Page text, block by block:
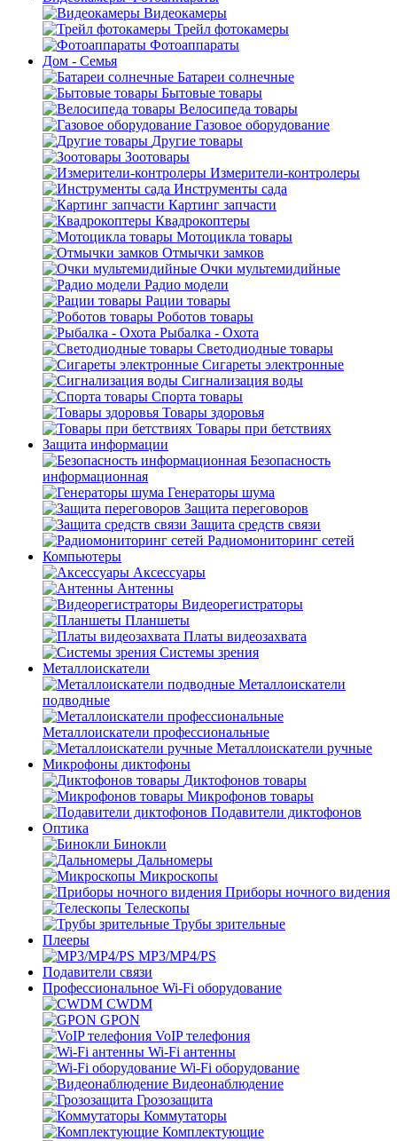
Видеокамеры
Трейл фотокамеры
Фотоаппараты
Дом - Семья
Батареи солнечные
Бытовые товары
Велосипеда товары
Газовое оборудование
Другие товары
Зоотовары
Измерители-контролеры
Инструменты сада
Картинг запчасти
Квадрокоптеры
Мотоцикла товары
Отмычки замков
Очки мультемидийные
Радио модели
Рации товары
Роботов товары
Рыбалка - Охота
Светодиодные товары
Сигареты электронные
Сигнализация воды
Спорта товары
Товары здоровья
Товары при бетствиях
Защита информации
Безопасность
информационная
Генераторы шума
Защита переговоров
Защита средств связи
Радиомониторинг сетей
Компьютеры
Аксессуары
Антенны
Видеорегистраторы
Планшеты
Платы видеозахвата
Системы зрения
Металлоискатели
Металлоискатели
подводные
Металлоискатели профессиональные
Металлоискатели ручные
Микрофоны диктофоны
Диктофонов товары
Микрофонов товары
Подавители диктофонов
Оптика
Бинокли
Дальномеры
Микроскопы
Приборы ночного видения
Телескопы
Трубы зрительные
Плееры
MP3/MP4/PS
Подавители связи
Профессиональное Wi-Fi оборудование
CWDM
GPON
VoIP телефония
Wi-Fi антенны
Wi-Fi оборудование
Видеонаблюдение
Грозозащита
Коммутаторы
Комплектующие